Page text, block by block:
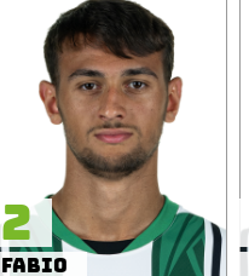
Fabio
2